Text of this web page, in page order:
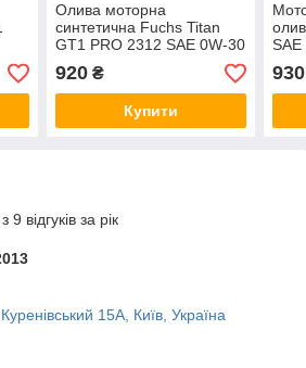
Олива моторна
синтетична Fuchs Titan
GT1 PRO 2312 SAE 0W-30
1л
920₴
Купити
930
відгуків за рік
15А, Київ, Україна